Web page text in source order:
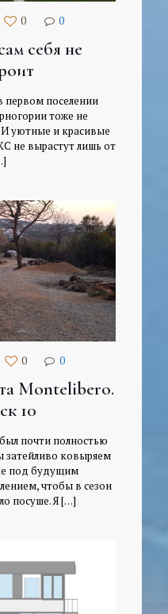
0 0
себя не
первом поселении
тоже не
И уютные и красивые
не вырастут лишь от
0 0
Montelibero.
10
почти полностью
затейливо ковыряем
под будущим
чтобы в сезон
посуше. Я[…]